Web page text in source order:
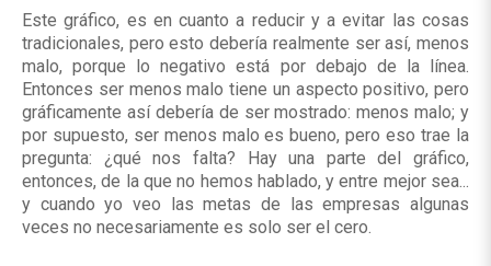
Este gráfico, es en cuanto a reducir y a evitar las cosas
tradicionales, pero esto debería realmente ser así, menos
malo, porque lo negativo está por debajo de la línea.
Entonces ser menos malo tiene un aspecto positivo, pero
gráficamente así debería de ser mostrado: menos malo; y
por supuesto, ser menos malo es bueno, pero eso trae la
pregunta: ¿qué nos falta? Hay una parte del gráfico,
entonces, de la que no hemos hablado, y entre mejor sea...
y cuando yo veo las metas de las empresas algunas
veces no necesariamente es solo ser el cero.